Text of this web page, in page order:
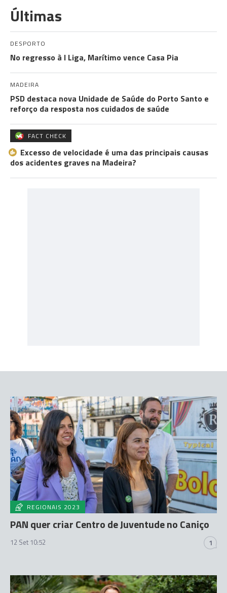
Últimas
DESPORTO
No regresso à I Liga, Marítimo vence Casa Pia
MADEIRA
PSD destaca nova Unidade de Saúde do Porto Santo e
reforço da resposta nos cuidados de saúde
FACT CHECK
Excesso de velocidade é uma das principais causas
dos acidentes graves na Madeira?
REGIONAIS 2023
PAN quer criar Centro de Juventude no Caniço
12 Set 10:52 1